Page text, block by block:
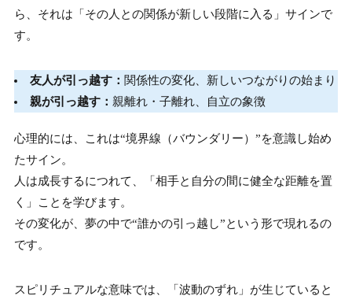
ら、それは「その人との関係が新しい段階に入る」サインで
す。
友人が引っ越す： 関係性の変化、新しいつながりの始まり
親が引っ越す： 親離れ・子離れ、自立の象徴
心理的には、これは“境界線（バウンダリー）”を意識し始め
たサイン。
人は成長するにつれて、「相手と自分の間に健全な距離を置
く」ことを学びます。
その変化が、夢の中で“誰かの引っ越し”という形で現れるの
です。
スピリチュアルな意味では、「波動のずれ」が生じていると